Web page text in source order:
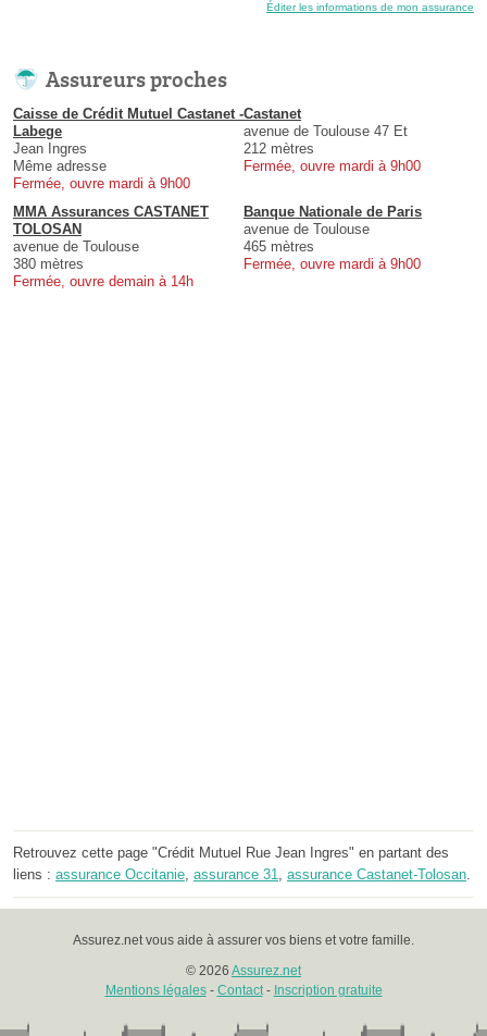
Éditer les informations de mon assurance
Assureurs proches
Caisse de Crédit Mutuel Castanet -
Labege
Jean Ingres
Même adresse
Fermée, ouvre mardi à 9h00
Castanet
avenue de Toulouse 47 Et
212 mètres
Fermée, ouvre mardi à 9h00
MMA Assurances CASTANET
TOLOSAN
avenue de Toulouse
380 mètres
Fermée, ouvre demain à 14h
Banque Nationale de Paris
avenue de Toulouse
465 mètres
Fermée, ouvre mardi à 9h00
Retrouvez cette page "Crédit Mutuel Rue Jean Ingres" en partant des
liens : assurance Occitanie, assurance 31, assurance Castanet-Tolosan.
Assurez.net vous aide à assurer vos biens et votre famille.
© 2026 Assurez.net
Mentions légales- Contact- Inscription gratuite